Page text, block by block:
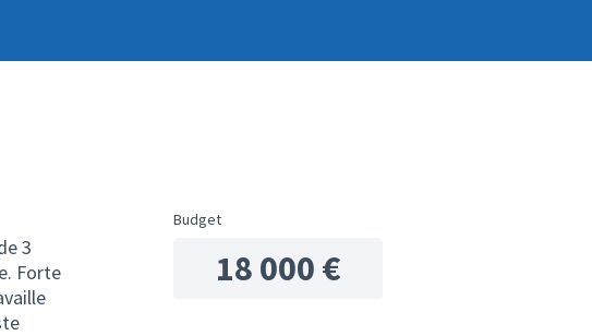
3
Forte
Budget
18 000 €